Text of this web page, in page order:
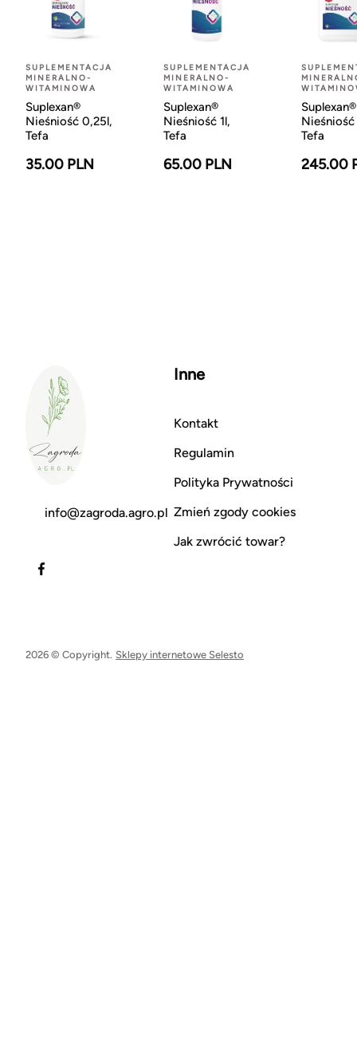
SUPLEMENTACJA
MINERALNO-
WITAMINOWA
Suplexan®
Nieśniość 0,25l,
Tefa
35.00 PLN
SUPLEMENTACJA
MINERALNO-
WITAMINOWA
Suplexan®
Nieśniość 1l,
Tefa
65.00 PLN
Suplexan®
Nieśniość
Tefa
245.00
info@zagroda.agro.pl
Inne
Kontakt
Regulamin
Polityka Prywatności
Zmień zgody cookies
Jak zwrócić towar?
2026 © Copyright. Sklepy internetowe Selesto